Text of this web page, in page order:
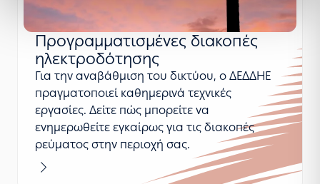
Προγραμματισμένες διακοπές
ηλεκτροδότησης
Για την αναβάθμιση του δικτύου, ο ΔΕΔΔΗΕ
πραγματοποιεί καθημερινά τεχνικές
εργασίες. Δείτε πώς μπορείτε να
ενημερωθείτε εγκαίρως για τις διακοπές
ρεύματος στην περιοχή σας.
Ενημερώνομαι για προγραμματισμένες διακοπές